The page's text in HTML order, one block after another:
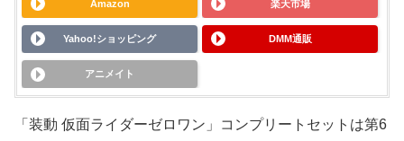
Amazon 楽天市場
Yahoo!ショッピング DMM通販
アニメイト
「装動 仮面ライダーゼロワン」コンプリートセットは第6